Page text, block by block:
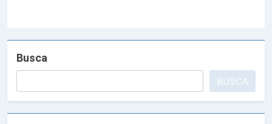
Busca
BUSCA